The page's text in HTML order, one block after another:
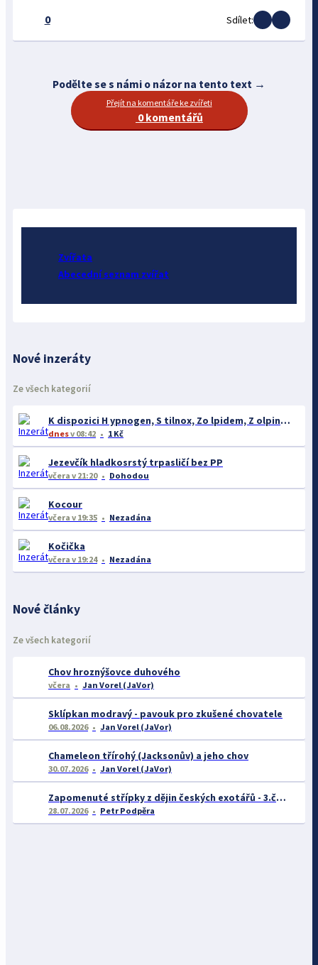
0 Sdílet:
Podělte se s námi o názor na tento text →
Přejít na komentáře ke zvířeti
0 komentářů
Zvířata
Abecední seznam zvířat
Nové inzeráty
Ze všech kategorií
K dispozici H ypnogen, S tilnox, Zo lpidem, Z olpinox, N eurol W hatsApp: +420739192554
dnesv 08:42 1 Kč
Jezevčík hladkosrstý trpasličí bez PP
včera v 21:20 Dohodou
Kocour
včera v 19:35 Nezadána
Kočička
včera v 19:24 Nezadána
Nové články
Ze všech kategorií
Chov hroznýšovce duhového
včera Jan Vorel (JaVor)
Sklípkan modravý - pavouk pro zkušené chovatele
06.08.2026 Jan Vorel (JaVor)
Chameleon třírohý (Jacksonův) a jeho chov
30.07.2026 Jan Vorel (JaVor)
Zapomenuté střípky z dějin českých exotářů - 3.část
28.07.2026 Petr Podpěra